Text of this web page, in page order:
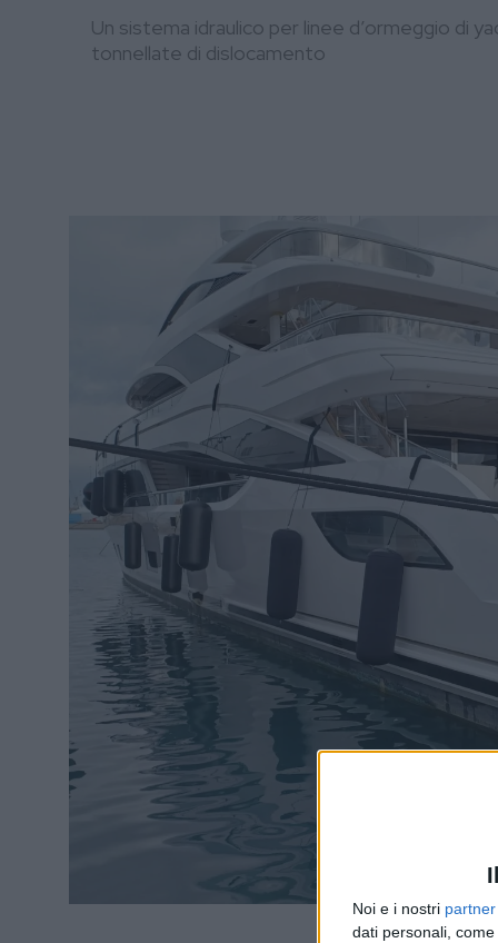
Noi e i nostri partner
dati personali,
Un sistema idraulico per linee d’ormeggio di
tonnellate di dislocamento